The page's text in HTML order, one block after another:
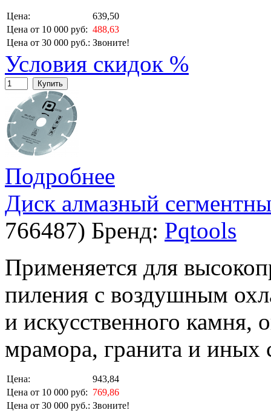
Цена:
639,50
Цена от 10 000 руб: 488,63
Цена от 30 000 руб.: Звоните!
Условия скидок %
Купить
Подробнее
Диск алмазный
766487) Бренд: Pqtools
Применяется для
пиления с воздушным
и искусственного камня,
мрамора, гранита и иных
Цена:
943,84
Цена от 10 000 руб: 769,86
Цена от 30 000 руб.: Звоните!